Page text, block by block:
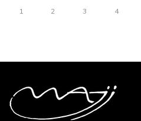
1 2 3 4